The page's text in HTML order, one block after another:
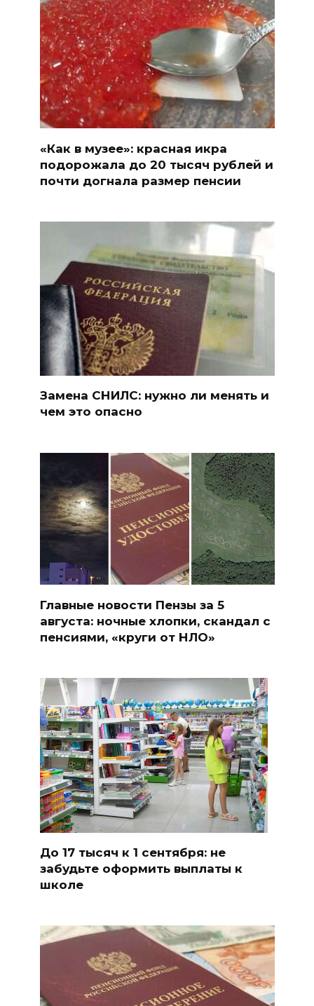
«Как в музее»: красная икра
подорожала до 20 тысяч рублей и
почти догнала размер пенсии
Замена СНИЛС: нужно ли менять и
чем это опасно
Главные новости Пензы за 5
августа: ночные хлопки, скандал с
пенсиями, «круги от НЛО»
До 17 тысяч к 1 сентября: не
забудьте оформить выплаты к
школе